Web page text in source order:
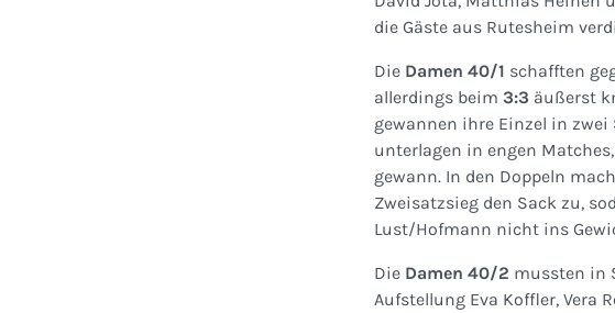
die Gäste aus Rutesheim
Die Damen 40/1 schafften
allerdings beim 3:3 äußerst
gewannen ihre Einzel in
unterlagen in engen
gewann. In den Doppeln
Zweisatzsieg den Sack zu,
Lust/Hofmann nicht ins
Die Damen 40/2 mussten in
Aufstellung Eva Koffler, Vera